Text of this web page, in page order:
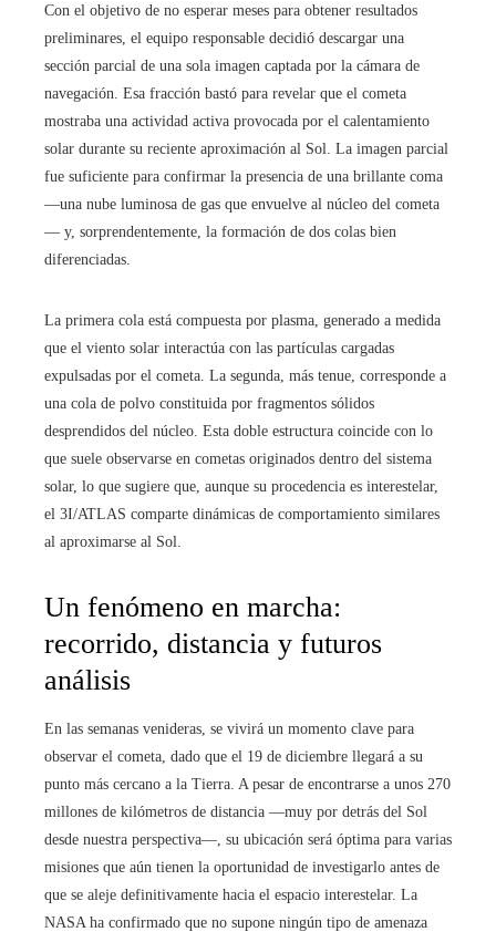
Con el objetivo de no esperar meses para obtener resultados
preliminares, el equipo responsable decidió descargar una
sección parcial de una sola imagen captada por la cámara de
navegación. Esa fracción bastó para revelar que el cometa
mostraba una actividad activa provocada por el calentamiento
solar durante su reciente aproximación al Sol. La imagen parcial
fue suficiente para confirmar la presencia de una brillante coma
—una nube luminosa de gas que envuelve al núcleo del cometa
— y, sorprendentemente, la formación de dos colas bien
diferenciadas.
La primera cola está compuesta por plasma, generado a medida
que el viento solar interactúa con las partículas cargadas
expulsadas por el cometa. La segunda, más tenue, corresponde a
una cola de polvo constituida por fragmentos sólidos
desprendidos del núcleo. Esta doble estructura coincide con lo
que suele observarse en cometas originados dentro del sistema
solar, lo que sugiere que, aunque su procedencia es interestelar,
el 3I/ATLAS comparte dinámicas de comportamiento similares
al aproximarse al Sol.
Un fenómeno en marcha:
recorrido, distancia y futuros
análisis
En las semanas venideras, se vivirá un momento clave para
observar el cometa, dado que el 19 de diciembre llegará a su
punto más cercano a la Tierra. A pesar de encontrarse a unos 270
millones de kilómetros de distancia —muy por detrás del Sol
desde nuestra perspectiva—, su ubicación será óptima para varias
misiones que aún tienen la oportunidad de investigarlo antes de
que se aleje definitivamente hacia el espacio interestelar. La
NASA ha confirmado que no supone ningún tipo de amenaza